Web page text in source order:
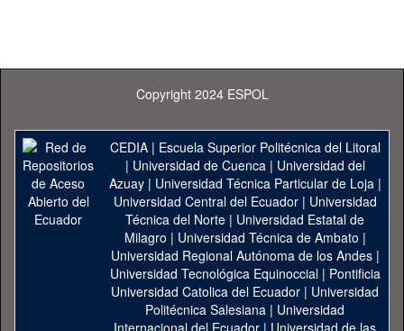
Copyright 2024 ESPOL
CEDIA| Escuela Superior Politécnica del Litoral
| Universidad de Cuenca| Universidad del
Azuay| Universidad Técnica Particular de Loja|
Universidad Central del Ecuador| Universidad
Técnica del Norte | Universidad Estatal de
Milagro | Universidad Técnica de Ambato |
Universidad Regional Autónoma de los Andes|
Universidad Tecnológica Equinoccial| Pontificia
Universidad Catolica del Ecuador | Universidad
Politécnica Salesiana | Universidad
Internacional del Ecuador | Universidad de las